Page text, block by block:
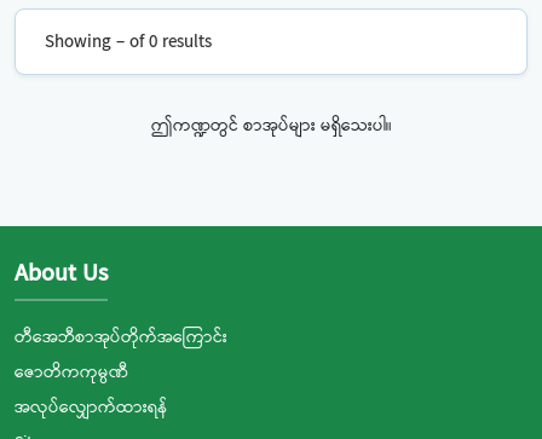
Showing – of 0 results
ဤကဏ္ဍတွင် စာအုပ်များ မရှိသေးပါ။
About Us
တီအေဘီစာအုပ်တိုက်အကြောင်း
ဇောတိကကုမ္ပဏီ
အလုပ်လျှောက်ထားရန်